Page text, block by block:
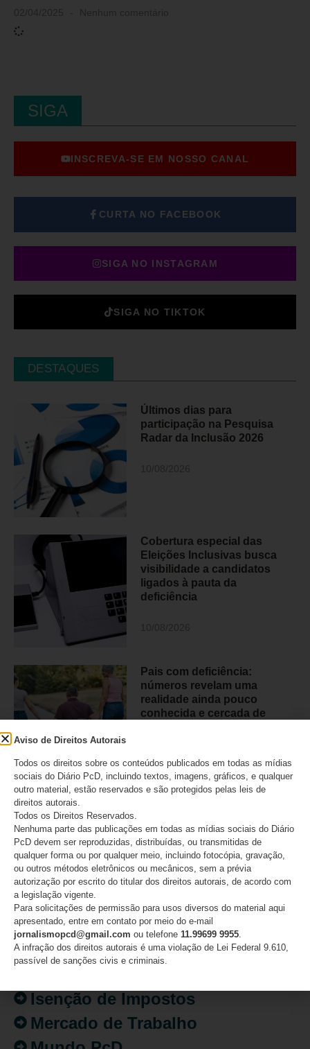
SIGA
INSCREVA-SE EM NOSSO CANAL
CURTA NO FACEBOOK
SIGA NO INSTAGRAM
SIGA NO TIKTOK
DESTAQUES
Últimos dias para
participação na Pesquisa
Radar da Inclusão 2026
Cobertura especial das
Eleições Inclusivas busca
visibilidade a candidatos
ligados à pauta da
deficiência
Pais com deficiência:
números revelam uma
realidade ainda pouco
conhecida e cercada de
09/08/2026
CATEGORIAS
Acessibilidade
Artigo/Opinião
Atualidades
Destaques
Fatos
Isenção de Impostos
Mercado de Trabalho
Aviso de Direitos Autorais
Todos os direitos sobre os conteúdos publicados em todas as mídias
sociais do Diário PcD, incluindo textos, imagens, gráficos, e qualquer
outro material, estão reservados e são protegidos pelas leis de
direitos autorais.
Todos os Direitos Reservados.
Nenhuma parte das publicações em todas as mídias sociais do Diário
PcD devem ser reproduzidas, distribuídas, ou transmitidas de
qualquer forma ou por qualquer meio, incluindo fotocópia, gravação,
ou outros métodos eletrônicos ou mecânicos, sem a prévia
autorização por escrito do titular dos direitos autorais, de acordo com
a legislação vigente.
Para solicitações de permissão para usos diversos do material aqui
apresentado, entre em contato por meio do e-mail
jornalismopcd@gmail.com ou telefone 11.99699 9955.
A infração dos direitos autorais é uma violação de Lei Federal 9.610,
passível de sanções civis e criminais.